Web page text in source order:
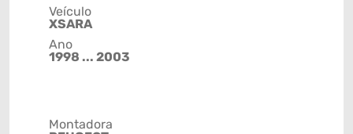
Veículo
XSARA
Ano
1998 ... 2003
Montadora